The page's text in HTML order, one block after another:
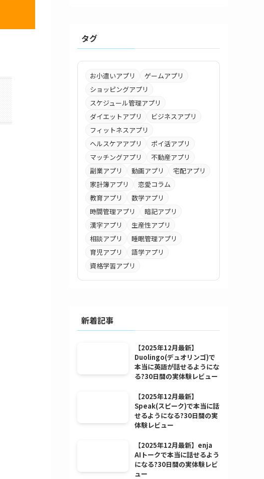
タグ
お小遣いアプリ
ゲームアプリ
ショッピングアプリ
スケジュール管理アプリ
ダイエットアプリ
ビジネスアプリ
フィットネスアプリ
ヘルスケアアプリ
ポイ活アプリ
マッチングアプリ
不動産アプリ
副業アプリ
動画アプリ
宅配アプリ
家計簿アプリ
恋愛コラム
教育アプリ
数学アプリ
時間管理アプリ
暗記アプリ
漢字アプリ
生産性アプリ
相談アプリ
睡眠管理アプリ
育児アプリ
語学アプリ
資格学習アプリ
新着記事
【2025年12月最新】
Duolingo(デュオリンゴ)で
本当に英語が話せるようにな
る?30日間の実体験レビュー
【2025年12月最新】
Speak(スピーク)で本当に話
せるようになる?30日間の実
体験レビュー
【2025年12月最新】enja
AIトークで本当に話せるよう
になる?30日間の実体験レビ
ュー